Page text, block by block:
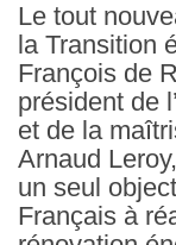
Le tout
la Transition
François de
président de
et de la
Arnaud
un seul
Français à